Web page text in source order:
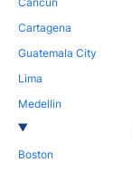
Cartagena
Guatemala City
Lima
Medellin
Boston